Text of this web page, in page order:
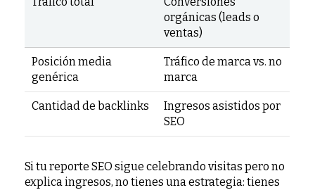
orgánicas (leads o
ventas)
Posición media
genérica
Tráfico de marca vs. no
marca
Cantidad de backlinks
Ingresos asistidos por
SEO
Si tu reporte SEO sigue celebrando visitas pero no
explica ingresos, no tienes una estrategia: tienes